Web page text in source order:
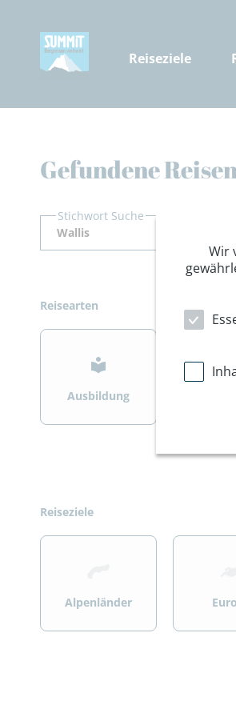
Reiseziele
Gefundene
Stichwort Suche
Reisearten
>
Ausbildung
Reiseziele
>
Alpenländer
>
Wir